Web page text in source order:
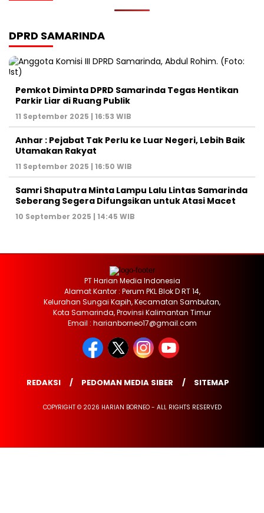
DPRD SAMARINDA
Pemkot Diminta DPRD Samarinda Tegas Hentikan
Parkir Liar di Ruang Publik
11 September 2025 | 16:53 WIB
Anhar : Pejabat Tak Perlu ke Luar Negeri, Lebih Baik
Utamakan Rakyat
11 September 2025 | 16:50 WIB
Samri Shaputra Minta Lampu Lalu Lintas Samarinda
Seberang Segera Difungsikan untuk Atasi Macet
10 September 2025 | 14:45 WIB
PT Harian Media Indonesia
Alamat Kantor : Perum PKL Blok D RT 14,
Kelurahan Sungai Kapih, Kecamatan Sambutan,
Kota Samarinda, Provinsi Kalimantan Timur
Email : harianborneo17@gmail.com
REDAKSI PEDOMAN MEDIA SIBER SITEMAP
COPYRIGHT © 2026 HARIAN BORNEO - ALL RIGHTS RESERVED